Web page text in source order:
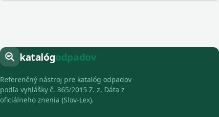
katalógodpadov
Referenčný nástroj pre katalóg odpadov
podľa vyhlášky č. 365/2015 Z. z. Dáta z
oficiálneho znenia (Slov-Lex).